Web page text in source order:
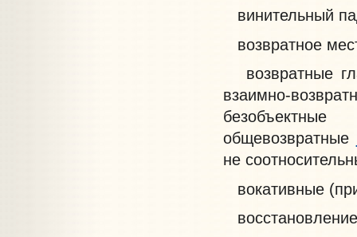
винительный
возвратное
возвратные
взаимно-
общевозвратные
не
вокативные